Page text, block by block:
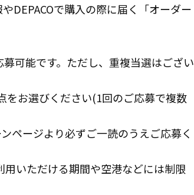
DEPACOで購入の際に届く「オーダー
可能です。ただし、重複当選はござい
お選びください(1回のご応募で複数
ページより必ずご一読のうえご応募く
いただける期間や空港などには制限